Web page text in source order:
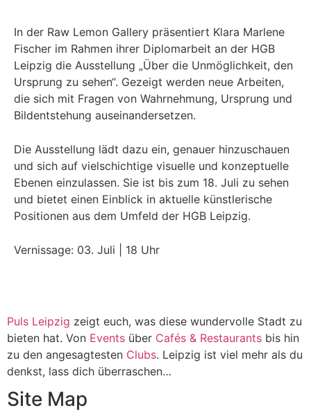
In der Raw Lemon Gallery präsentiert Klara Marlene
Fischer im Rahmen ihrer Diplomarbeit an der HGB
Leipzig die Ausstellung „Über die Unmöglichkeit, den
Ursprung zu sehen“. Gezeigt werden neue Arbeiten,
die sich mit Fragen von Wahrnehmung, Ursprung und
Bildentstehung auseinandersetzen.
Die Ausstellung lädt dazu ein, genauer hinzuschauen
und sich auf vielschichtige visuelle und konzeptuelle
Ebenen einzulassen. Sie ist bis zum 18. Juli zu sehen
und bietet einen Einblick in aktuelle künstlerische
Positionen aus dem Umfeld der HGB Leipzig.
Vernissage: 03. Juli | 18 Uhr
Puls Leipzig zeigt euch, was diese wundervolle Stadt zu
bieten hat. Von Events über Cafés & Restaurants bis hin
zu den angesagtesten Clubs. Leipzig ist viel mehr als du
denkst, lass dich überraschen…
Site Map